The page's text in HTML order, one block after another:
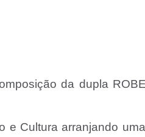
da dupla
e Cultura arranjando